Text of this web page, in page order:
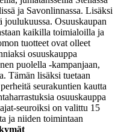
ja Savonlinnassa. Lisäksi
joulukuussa. Osuuskaupan
kaikilla toimialoilla ja
tuotteet ovat olleet
osuuskauppa
puolella -kampanjaan,
Tämän lisäksi tuetaan
seurakuntien kautta
osuuskauppa
seuroiksi on valittu 15
ja niiden toimintaan